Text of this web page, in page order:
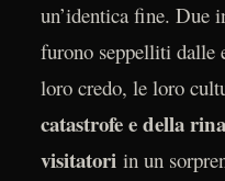
un’identica fine. Due
furono seppelliti
loro credo, le loro
catastrofe e della
visitatoriin un